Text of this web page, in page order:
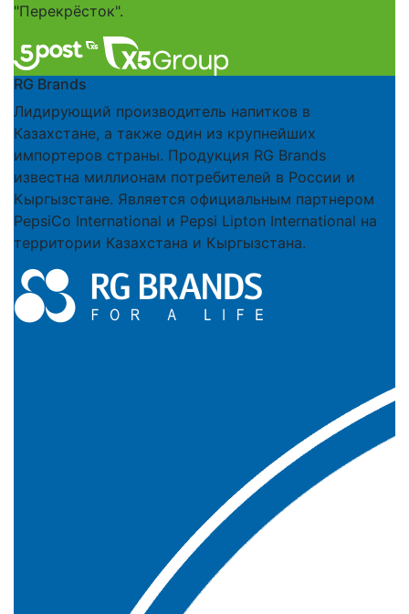
"Перекрёсток".
RG Brands
Лидирующий производитель напитков в
Казахстане, а также один из крупнейших
импортеров страны. Продукция RG Brands
известна миллионам потребителей в России и
Кыргызстане. Является официальным партнером
PepsiСo International и Pepsi Lipton International на
территории Казахстана и Кыргызстана.